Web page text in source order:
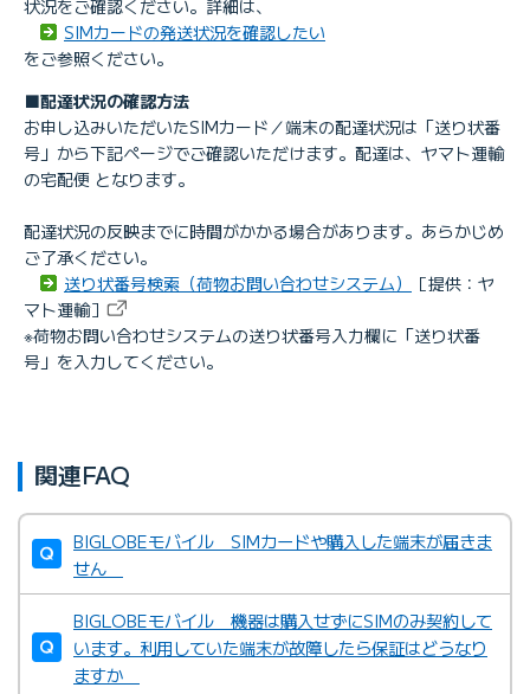
状況をご確認ください。詳細は、
SIMカードの発送状況を確認したい
をご参照ください。
■配達状況の確認方法
お申し込みいただいたSIMカード／端末の配達状況は「送り状番
号」から下記ページでご確認いただけます。配達は、ヤマト運輸
の宅配便 となります。
配達状況の反映までに時間がかかる場合があります。あらかじめ
ご了承ください。
送り状番号検索（荷物お問い合わせシステム）
［提供：ヤ
マト運輸］
※荷物お問い合わせシステムの送り状番号入力欄に「送り状番
号」を入力してください。
関連FAQ
BIGLOBEモバイル SIMカードや購入した端末が届きま
せん
BIGLOBEモバイル 機器は購入せずにSIMのみ契約して
います。利用していた端末が故障したら保証はどうなり
ますか